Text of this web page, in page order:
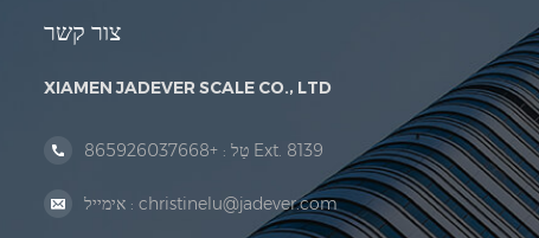
צור קשר
XIAMEN JADEVER SCALE CO., LTD
טַל : +865926037668 Ext. 8139
אימייל : christinelu@jadever.com